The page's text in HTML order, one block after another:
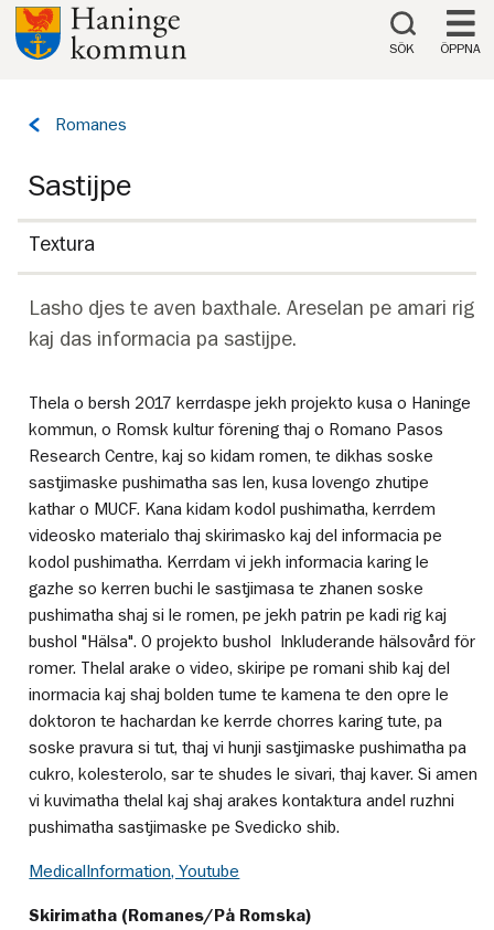
Till innehåll på sidan
SÖK ÖPPNA
Tillbaka
Romanes
Sastijpe
Textura
Lasho djes te aven baxthale. Areselan pe amari rig
kaj das informacia pa sastijpe.
Thela o bersh 2017 kerrdaspe jekh projekto kusa o Haninge
kommun, o Romsk kultur förening thaj o Romano Pasos
Research Centre, kaj so kidam romen, te dikhas soske
sastjimaske pushimatha sas len, kusa lovengo zhutipe
kathar o MUCF. Kana kidam kodol pushimatha, kerrdem
videosko materialo thaj skirimasko kaj del informacia pe
kodol pushimatha. Kerrdam vi jekh informacia karing le
gazhe so kerren buchi le sastjimasa te zhanen soske
pushimatha shaj si le romen, pe jekh patrin pe kadi rig kaj
bushol "Hälsa". O projekto bushol Inkluderande hälsovård för
romer. Thelal arake o video, skiripe pe romani shib kaj del
inormacia kaj shaj bolden tume te kamena te den opre le
doktoron te hachardan ke kerrde chorres karing tute, pa
soske pravura si tut, thaj vi hunji sastjimaske pushimatha pa
cukro, kolesterolo, sar te shudes le sivari, thaj kaver. Si amen
vi kuvimatha thelal kaj shaj arakes kontaktura andel ruzhni
pushimatha sastjimaske pe Svedicko shib.
MedicalInformation, Youtube
Skirimatha (Romanes/På Romska)